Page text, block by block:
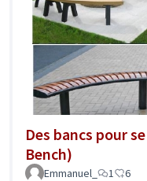
Des bancs pour
Bench)
Emmanuel_ 1 6